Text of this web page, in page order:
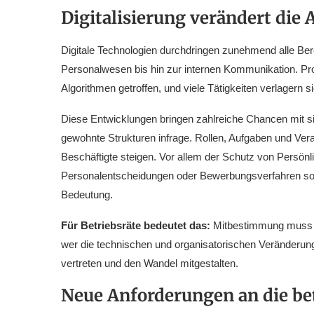
Digitalisierung verändert die
Digitale Technologien durchdringen zunehmend alle
Personalwesen bis hin zur internen Kommunikation.
Algorithmen getroffen, und viele Tätigkeiten verlagern
Diese Entwicklungen bringen zahlreiche Chancen mit
gewohnte Strukturen infrage. Rollen, Aufgaben und
Beschäftigte steigen. Vor allem der Schutz von
Personalentscheidungen oder Bewerbungsverfahren
Bedeutung.
Für Betriebsräte bedeutet das: Mitbestimmung
wer die technischen und organisatorischen
vertreten und den Wandel mitgestalten.
Neue Anforderungen an die